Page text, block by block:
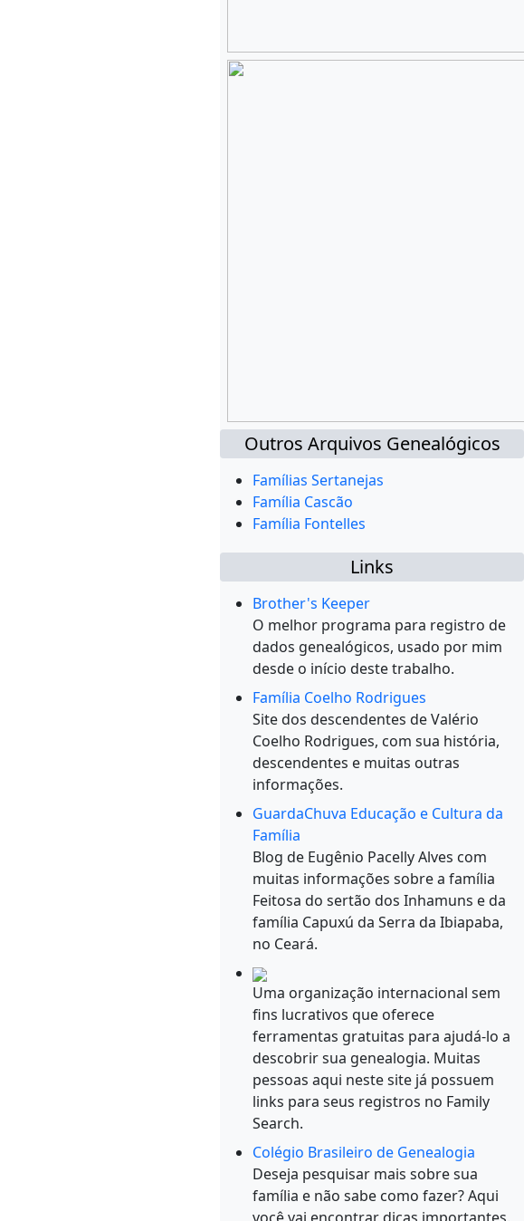
Outros Arquivos Genealógicos
Famílias Sertanejas
Família Cascão
Família Fontelles
Links
Brother's Keeper
O melhor programa para registro de
dados genealógicos, usado por mim
desde o início deste trabalho.
Família Coelho Rodrigues
Site dos descendentes de Valério
Coelho Rodrigues, com sua história,
descendentes e muitas outras
informações.
GuardaChuva Educação e Cultura da
Família
Blog de Eugênio Pacelly Alves com
muitas informações sobre a família
Feitosa do sertão dos Inhamuns e da
família Capuxú da Serra da Ibiapaba,
no Ceará.
Uma organização internacional sem
fins lucrativos que oferece
ferramentas gratuitas para ajudá-lo a
descobrir sua genealogia. Muitas
pessoas aqui neste site já possuem
links para seus registros no Family
Search.
Colégio Brasileiro de Genealogia
Deseja pesquisar mais sobre sua
família e não sabe como fazer? Aqui